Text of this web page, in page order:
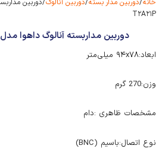
T۲A۲۱P
دوربین مداربسته آنالوگ داهوا مدل DH-HAC-T۲A۲۱P
ابعاد:۹۴x۷۸ میلی‌متر
وزن:270 گرم
مشخصات ظاهری :دام
نوع اتصال:باسیم (BNC)